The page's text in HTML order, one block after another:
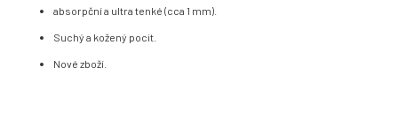
absorpční a ultra tenké (cca 1 mm).
Suchý a kožený pocit.
Nové zboží.